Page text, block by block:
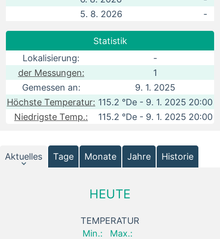
5. 8. 2026
-
Statistik
Lokalisierung:
-
der Messungen:
1
Gemessen an:
9. 1. 2025
Höchste Temperatur: 115.2 °De - 9. 1. 2025 20:00
Niedrigste Temp.:
115.2 °De - 9. 1. 2025 20:00
Aktuelles Tage Monate Jahre Historie
HEUTE
TEMPERATUR
Min.:
Max.: